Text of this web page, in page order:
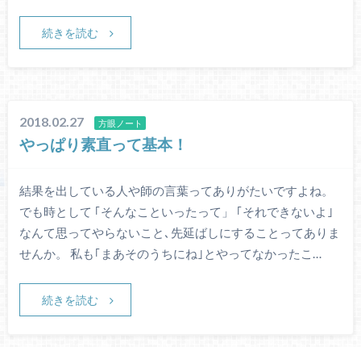
続きを読む
2018.02.27 方眼ノート
やっぱり素直って基本！
結果を出している人や師の言葉ってありがたいですよね。
でも時として ｢そんなこといったって」 ｢それできないよ｣
なんて思ってやらないこと､先延ばしにすることってありま
せんか。 私も｢まあそのうちにね｣とやってなかったこ…
続きを読む